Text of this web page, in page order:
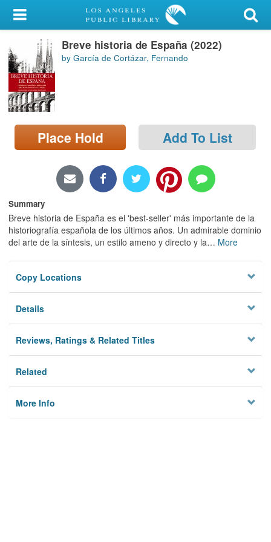
My Account
Library Card
Sign In
Search
Locations/Hours (external
page)
Breve historia de España (2022)
by García de Cortázar, Fernando
Place Hold Add To List
Summary
Breve historia de España es el 'best-seller' más importante de la
historiografía española de los últimos años. Un admirable dominio
del arte de la síntesis, un estilo ameno y directo y la… More
Copy Locations
Details
Reviews, Ratings & Related Titles
Related
More Info